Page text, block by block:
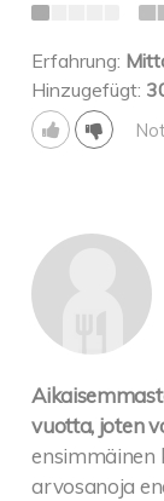
Erfahrung:
Hinzugefügt:
vuotta, joten
ensimmäinen
arvosanoja